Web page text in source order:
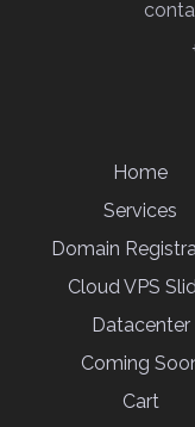
Home
Services
Domain
Cloud VPS
Datacenter
Coming
Cart